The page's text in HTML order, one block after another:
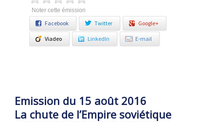
Noter cette émission
Facebook Twitter Google+
Viadeo LinkedIn E-mail
Emission du 15 août 2016
La chute de l’Empire soviétique